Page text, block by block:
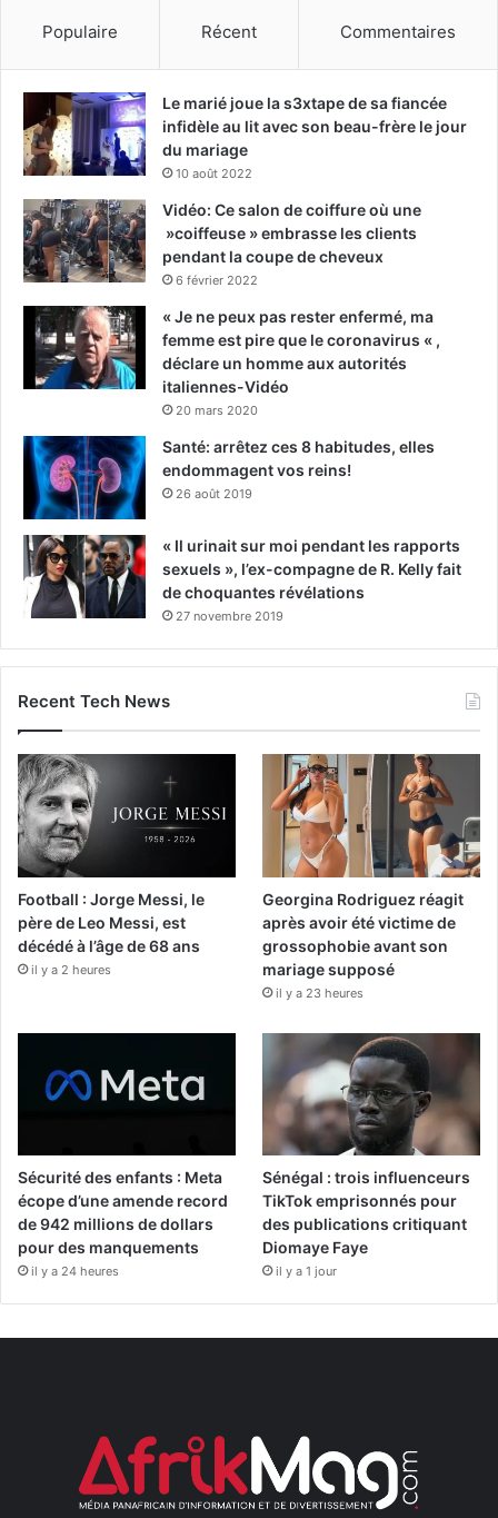
Populaire Récent Commentaires
Le marié joue la s3xtape de sa fiancée
infidèle au lit avec son beau-frère le jour
du mariage
10 août 2022
Vidéo: Ce salon de coiffure où une
»coiffeuse » embrasse les clients
pendant la coupe de cheveux
6 février 2022
« Je ne peux pas rester enfermé, ma
femme est pire que le coronavirus « ,
déclare un homme aux autorités
italiennes-Vidéo
20 mars 2020
Santé: arrêtez ces 8 habitudes, elles
endommagent vos reins!
26 août 2019
« Il urinait sur moi pendant les rapports
sexuels », l’ex-compagne de R. Kelly fait
de choquantes révélations
27 novembre 2019
Recent Tech News
Football : Jorge Messi, le
père de Leo Messi, est
décédé à l’âge de 68 ans
il y a 2 heures
Georgina Rodriguez réagit
après avoir été victime de
grossophobie avant son
mariage supposé
il y a 23 heures
Sécurité des enfants : Meta
écope d’une amende record
de 942 millions de dollars
pour des manquements
il y a 24 heures
Sénégal : trois influenceurs
TikTok emprisonnés pour
des publications critiquant
Diomaye Faye
il y a 1 jour